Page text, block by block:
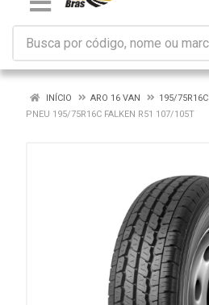
INÍCIO ARO 16 VAN
195/75R16C
PNEU 195/75R16C FALKEN R51 107/105T